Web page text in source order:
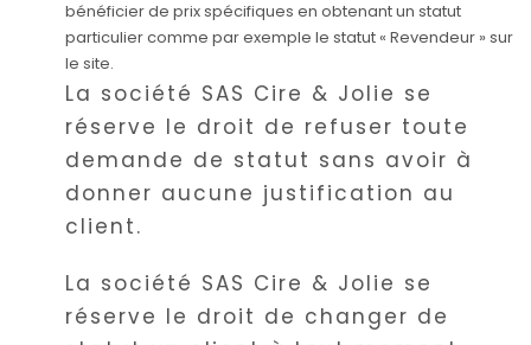
bénéficier de prix spécifiques en obtenant un statut
particulier comme par exemple le statut « Revendeur » sur
le site.
La société SAS Cire & Jolie se
réserve le droit de refuser toute
demande de statut sans avoir à
donner aucune justification au
client.
La société SAS Cire & Jolie se
réserve le droit de changer de